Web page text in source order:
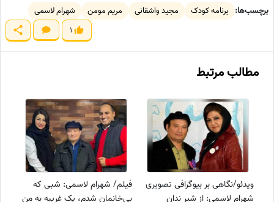
برچسب‌ها: برنامه کودک مجید واشقانی مریم مومن
شهرام لاسمی
1
مطالب مرتبط
ویدئو/نگاهی بر بیوگرافی تصویری
شهرام لاسمی: از شیر ندان
فیلم/ شهرام لاسمی: شبی که
بی‌خانمان شدم، یک غریبه به من